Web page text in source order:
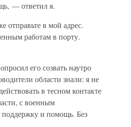
— ответил я.
в мой адрес.
работам в порту.
его созвать наутро
области знали: я не
в тесном контакте
с военным
поддержку и помощь. Без